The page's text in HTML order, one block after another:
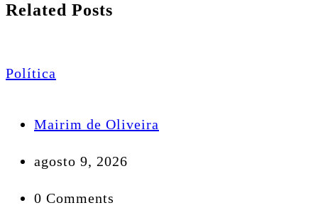
Related Posts
Política
Mairim de Oliveira
agosto 9, 2026
0 Comments